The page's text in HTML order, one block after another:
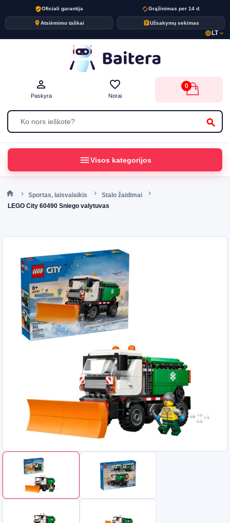
verified_userOficiali garantija autorenewGrąžinimas per 14 d.
placeAtsiėmimo taškai assignmentUžsakymų sekimas
language LTexpand_more
search
person_outline
Paskyra
favorite_border
Norai
0
menuVisos kategorijos
Sportas, laisvalaikis
Stalo žaidimai
LEGO City 60490 Sniego valytuvas